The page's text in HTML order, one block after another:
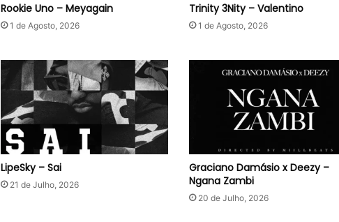
Rookie Uno – Meyagain
1 de Agosto, 2026
Trinity 3Nity – Valentino
1 de Agosto, 2026
LipeSky – Sai
21 de Julho, 2026
Graciano Damásio x Deezy –
Ngana Zambi
20 de Julho, 2026